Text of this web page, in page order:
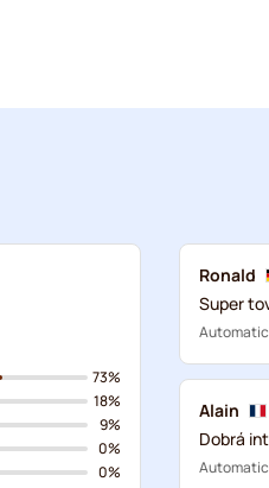
73%
18%
9%
0%
0%
Ronald
Super
Alain
Dobrá